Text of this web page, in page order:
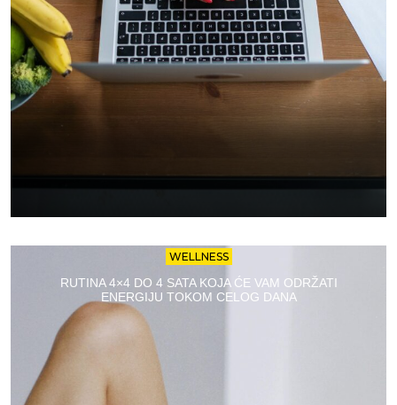
WELLNESS
RUTINA 4×4 DO 4 SATA KOJA ĆE VAM ODRŽATI
ENERGIJU TOKOM CELOG DANA